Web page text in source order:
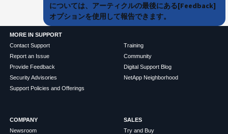
については、アーティクルの最後にある[Feedback]
オプションを使用して報告できます。
MORE IN SUPPORT
Contact Support
Report an Issue
Provide Feedback
Security Advisories
Support Policies and Offerings
Training
Community
Digital Support Blog
NetApp Neighborhood
COMPANY
Newsroom
SALES
Try and Buy